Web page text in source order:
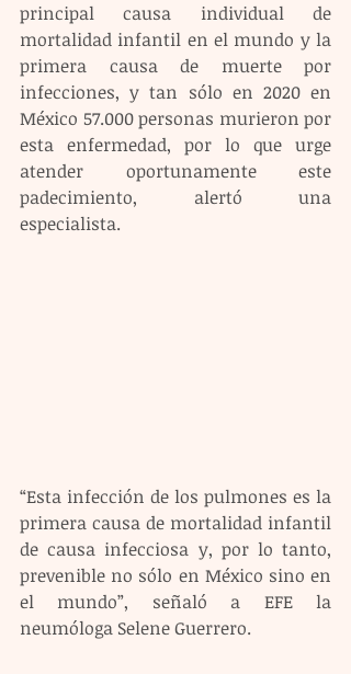
principal causa individual de
mortalidad infantil en el mundo y la
primera causa de muerte por
infecciones, y tan sólo en 2020 en
México 57.000 personas murieron por
esta enfermedad, por lo que urge
atender oportunamente este
padecimiento, alertó una
especialista.
“Esta infección de los pulmones es la
primera causa de mortalidad infantil
de causa infecciosa y, por lo tanto,
prevenible no sólo en México sino en
el mundo”, señaló a EFE la
neumóloga Selene Guerrero.